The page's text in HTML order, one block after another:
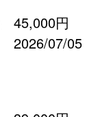
45,000円
2026/07/05